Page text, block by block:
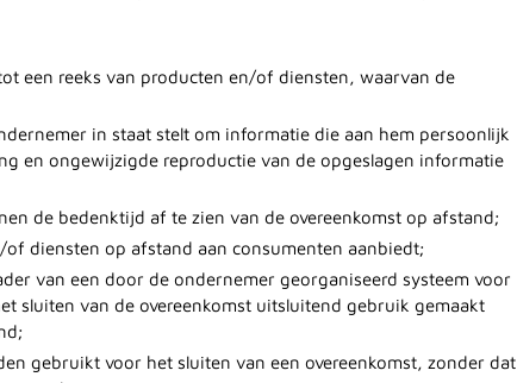
een reeks van producten en/of diensten, waarvan de
in staat stelt om informatie die aan hem persoonlijk
en ongewijzigde reproductie van de opgeslagen informatie
de bedenktijd af te zien van de overeenkomst op afstand;
diensten op afstand aan consumenten aanbiedt;
van een door de ondernemer georganiseerd systeem voor
sluiten van de overeenkomst uitsluitend gebruik gemaakt
gebruikt voor het sluiten van een overeenkomst, zonder dat